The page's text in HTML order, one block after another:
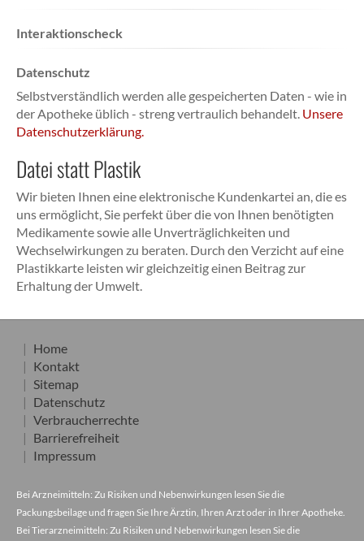
Interaktionscheck
Datenschutz
Selbstverständlich werden alle gespeicherten Daten - wie in
der Apotheke üblich - streng vertraulich behandelt. Unsere
Datenschutzerklärung.
Datei statt Plastik
Wir bieten Ihnen eine elektronische Kundenkartei an, die es
uns ermöglicht, Sie perfekt über die von Ihnen benötigten
Medikamente sowie alle Unverträglichkeiten und
Wechselwirkungen zu beraten. Durch den Verzicht auf eine
Plastikkarte leisten wir gleichzeitig einen Beitrag zur
Erhaltung der Umwelt.
Home
Kontakt
Sitemap
Datenschutz
Verbraucherrechte
Barrierefreiheit
Impressum
Bei Arzneimitteln: Zu Risiken und Nebenwirkungen lesen Sie die
Packungsbeilage und fragen Sie Ihre Ärztin, Ihren Arzt oder in Ihrer Apotheke.
Bei Tierarzneimitteln: Zu Risiken und Nebenwirkungen lesen Sie die